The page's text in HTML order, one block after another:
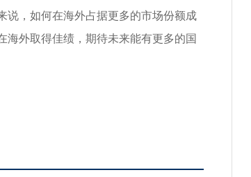
说，如何在海外占据更多的市场份额成
海外取得佳绩，期待未来能有更多的国